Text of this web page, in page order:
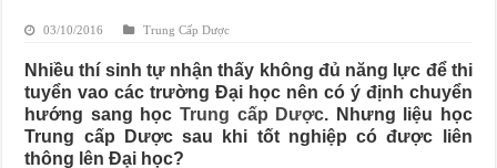
03/10/2016 Trung Cấp Dược
Nhiều thí sinh tự nhận thấy không đủ năng lực để thi
tuyển vao các trường Đại học nên có ý định chuyển
hướng sang học Trung cấp Dược. Nhưng liệu học
Trung cấp Dược sau khi tốt nghiệp có được liên
thông lên Đại học?